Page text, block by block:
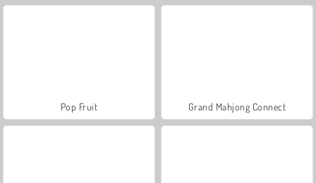
Pop Fruit Grand Mahjong Connect